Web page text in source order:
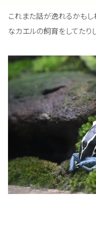
これまた話が逸れるかもし
なカエルの飼育をしてたり